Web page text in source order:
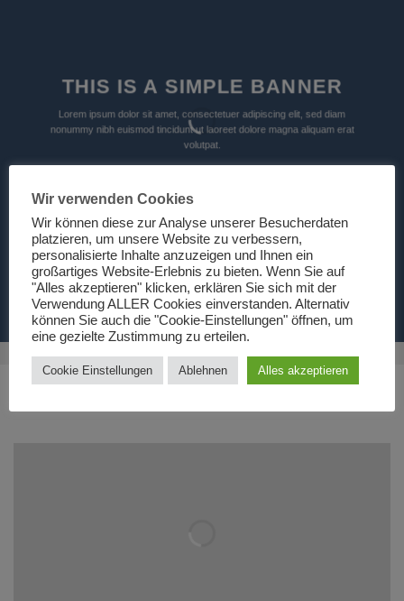
THIS IS A SIMPLE BANNER
Lorem ipsum dolor sit amet, consectetuer adipiscing elit, sed diam
nonummy nibh euismod tincidunt ut laoreet dolore magna aliquam erat
volutpat.
Wir verwenden Cookies
Wir können diese zur Analyse unserer Besucherdaten
platzieren, um unsere Website zu verbessern,
personalisierte Inhalte anzuzeigen und Ihnen ein
großartiges Website-Erlebnis zu bieten. Wenn Sie auf
"Alles akzeptieren" klicken, erklären Sie sich mit der
Verwendung ALLER Cookies einverstanden. Alternativ
können Sie auch die "Cookie-Einstellungen" öffnen, um
eine gezielte Zustimmung zu erteilen.
Cookie Einstellungen Ablehnen Alles akzeptieren